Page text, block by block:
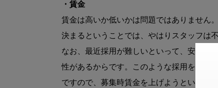
・賃金
賃金は高いか低いかは問題ではありません
決まるということでは、やはりスタッフは
なお、最近採用が難しいといって、安易に
性があるからです。このような採用をして
ですので、募集時賃金を上げようという場